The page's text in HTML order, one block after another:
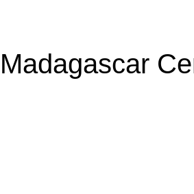
Madagascar